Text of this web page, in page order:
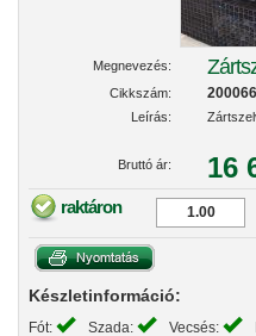
Megnevezés:
Cikkszám: 200066
Leírás:
Bruttó ár: 16
raktáron
Készletinformáció:
Fót: Szada: Vecsés: